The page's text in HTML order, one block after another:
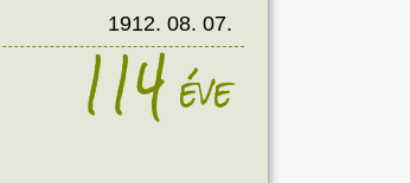
1912. 08. 07.
114éve